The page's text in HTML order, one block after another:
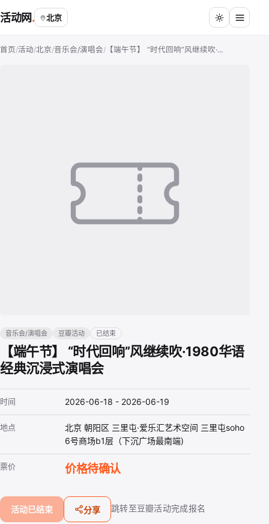
活动网 北京
首页/活动/北京/音乐会/演唱会/ 【端午节】 “时代回响”风继续吹·...
音乐会/演唱会 豆瓣活动 已结束
【端午节】 “时代回响”风继续吹·1980华语
经典沉浸式演唱会
时间 2026-06-18 - 2026-06-19
地点
北京 朝阳区 三里屯·爱乐汇艺术空间 三里屯soho
6号商场b1层（下沉广场最南端)
票价 价格待确认
活动已结束 分享 跳转至豆瓣活动完成报名